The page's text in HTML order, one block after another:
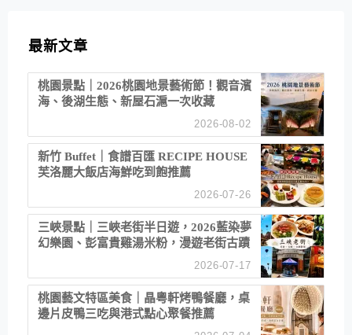
最新文章
桃園景點｜2026桃園地景藝術節！觀音濱
海、後湖生態、新屋石滬一次收藏
2026-08-02
新竹 Buffet｜食譜百匯 RECIPE HOUSE
芙洛麗大飯店海鮮吃到飽推薦
2026-07-26
三峽景點｜三峽老街半日遊，2026藍染夢
幻樂園、彭富貴雞湯米粉，漫遊老街古蹟
2026-07-17
桃園藝文特區美食｜晶粵軒烤鴨餐廳，桌
邊片皮鴨三吃與港式點心聚餐推薦